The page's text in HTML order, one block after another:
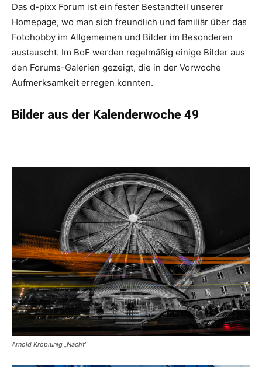
Das d-pixx Forum ist ein fester Bestandteil unserer
Homepage, wo man sich freundlich und familiär über das
Fotohobby im Allgemeinen und Bilder im Besonderen
austauscht. Im BoF werden regelmäßig einige Bilder aus
den Forums-Galerien gezeigt, die in der Vorwoche
Aufmerksamkeit erregen konnten.
Bilder aus der Kalenderwoche 49
Arnold Kropiunig „Nacht“